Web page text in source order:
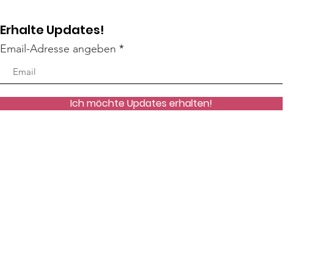
Erhalte Updates!
Email-Adresse angeben
Ich möchte Updates erhalten!